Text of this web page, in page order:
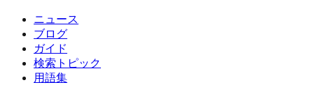
ニュース
ブログ
ガイド
検索トピック
用語集